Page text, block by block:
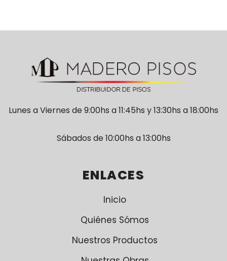
Lunes a Viernes de 9:00hs a 11:45hs y 13:30hs a 18:00hs
Sábados de 10:00hs a 13:00hs
ENLACES
Inicio
Quiénes Sómos
Nuestros Productos